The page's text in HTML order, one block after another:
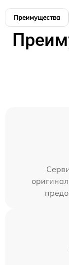
Преимущества